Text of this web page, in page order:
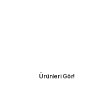
Ürünleri Gör!